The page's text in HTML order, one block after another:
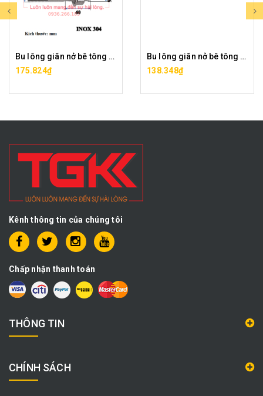
Bu lông giãn nở bê tông inox 304 (Nở đinh) (SC-1610)
175.824₫
Bu lông giãn nở bê tông inox 304 (Nở đinh) (SC-1680)
138.348₫
Kênh thông tin của chúng tôi
Chấp nhận thanh toán
THÔNG TIN
CHÍNH SÁCH